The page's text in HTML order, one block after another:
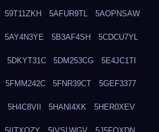
59T11ZKH 5AFUR9TL 5AOPNSAW
5AY4N3YE 5B3AF4SH 5CDCU7YL
5DKYT31C 5DM253CG 5E4JC1TI
5FMM242C 5FNR39CT 5GEF3377
5H4C8VII 5HANI4XK 5HER0XEV